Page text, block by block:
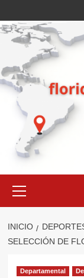
al
contenido
primario
INICIO
SELECCIÓN DE
Departamental